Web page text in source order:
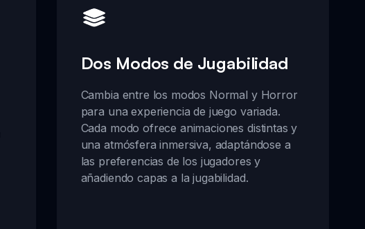
Dos Modos de Jugabilidad
Cambia entre los modos Normal y Horror
para una experiencia de juego variada.
Cada modo ofrece animaciones distintas y
una atmósfera inmersiva, adaptándose a
las preferencias de los jugadores y
añadiendo capas a la jugabilidad.